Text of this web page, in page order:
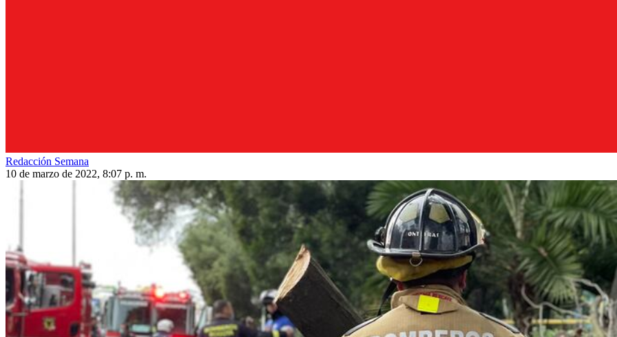
Redacción Semana
10 de marzo de 2022, 8:07 p. m.